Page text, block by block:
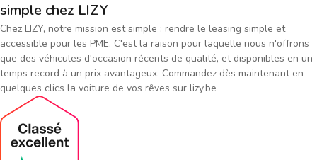
simple chez LIZY
Chez LIZY, notre mission est simple : rendre le leasing simple et
accessible pour les PME. C'est la raison pour laquelle nous n'offrons
que des véhicules d'occasion récents de qualité, et disponibles en un
temps record à un prix avantageux. Commandez dès maintenant en
quelques clics la voiture de vos rêves sur lizy.be